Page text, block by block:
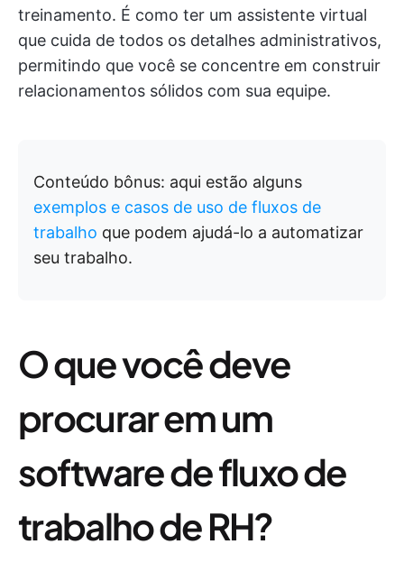
treinamento. É como ter um assistente virtual
que cuida de todos os detalhes administrativos,
permitindo que você se concentre em construir
relacionamentos sólidos com sua equipe.
Conteúdo bônus: aqui estão alguns
exemplos e casos de uso de fluxos de
trabalho que podem ajudá-lo a automatizar
seu trabalho.
O que você deve
procurar em um
software de fluxo de
trabalho de RH?